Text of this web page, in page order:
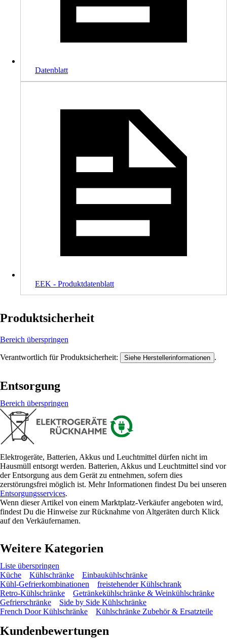
Datenblatt
EEK - Produktdatenblatt
Produktsicherheit
Bereich überspringen
Verantwortlich für Produktsicherheit: Siehe Herstellerinformationen .
Entsorgung
Bereich überspringen
Elektrogeräte, Batterien, Akkus und Leuchtmittel dürfen nicht im
Hausmüll entsorgt werden. Batterien, Akkus und Leuchtmittel sind vor
der Entsorgung aus dem Gerät zu entnehmen, sofern dies
zerstörungsfrei möglich ist. Mehr Informationen findest Du bei unseren
Entsorgungsservices.
Wenn dieser Artikel von einem Marktplatz-Verkäufer angeboten wird,
findest Du die Hinweise zur Rücknahme von Altgeräten durch Klick
auf den Verkäufernamen.
Weitere Kategorien
Liste überspringen
Küche
Kühlschränke
Einbaukühlschränke
Kühl-Gefrierkombinationen
freistehender Kühlschrank
Retro-Kühlschränke
Getränkekühlschränke & Weinkühlschränke
Gefrierschränke
Side by Side Kühlschränke
French Door Kühlschränke
Kühlschränke Zubehör & Ersatzteile
Kundenbewertungen